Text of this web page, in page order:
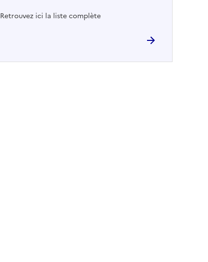
Retrouvez ici la liste complète